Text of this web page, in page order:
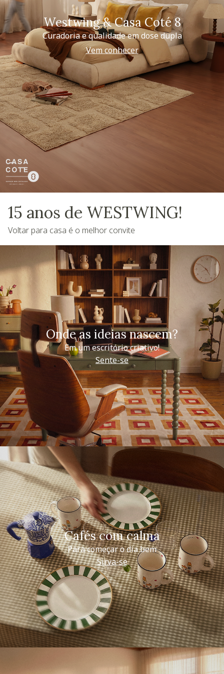
Westwing & Casa Coté 8
Curadoria e qualidade em dose dupla
Vem conhecer
15 anos de WESTWING!
Voltar para casa é o melhor convite
Onde as ideias nascem?
Em um escritório criativo!
Sente-se
Cafés com calma
Para começar o dia bem
Sirva-se